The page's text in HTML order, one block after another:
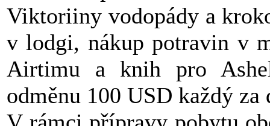
Viktoriiny vodopády a
v lodgi, nákup potravin v
Airtimu a knih pro
odměnu 100 USD každý